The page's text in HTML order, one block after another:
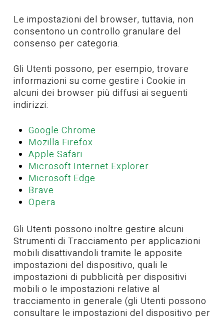
Le impostazioni del browser, tuttavia, non
consentono un controllo granulare del
consenso per categoria.
Gli Utenti possono, per esempio, trovare
informazioni su come gestire i Cookie in
alcuni dei browser più diffusi ai seguenti
indirizzi:
Google Chrome
Mozilla Firefox
Apple Safari
Microsoft Internet Explorer
Microsoft Edge
Brave
Opera
Gli Utenti possono inoltre gestire alcuni
Strumenti di Tracciamento per applicazioni
mobili disattivandoli tramite le apposite
impostazioni del dispositivo, quali le
impostazioni di pubblicità per dispositivi
mobili o le impostazioni relative al
tracciamento in generale (gli Utenti possono
consultare le impostazioni del dispositivo per